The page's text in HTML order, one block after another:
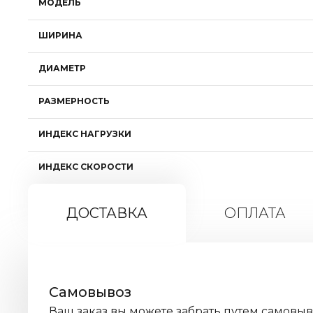
МОДЕЛЬ
ШИРИНА
ДИАМЕТР
РАЗМЕРНОСТЬ
ИНДЕКС НАГРУЗКИ
ИНДЕКС СКОРОСТИ
ДОСТАВКА
Самовывоз
ОПЛАТА